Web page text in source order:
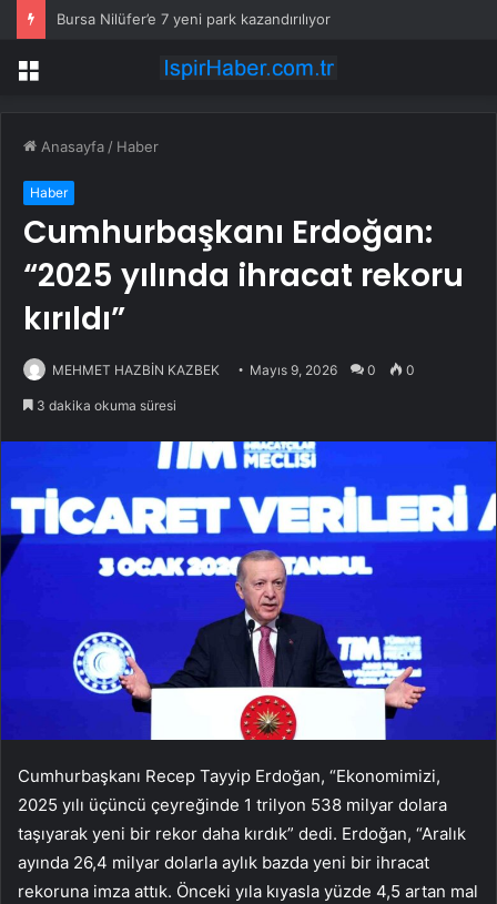
Bursa Nilüfer’e 7 yeni park kazandırılıyor
Menü
Anasayfa / Haber
Haber
Cumhurbaşkanı Erdoğan:
“2025 yılında ihracat rekoru
kırıldı”
MEHMET HAZBİN KAZBEK Mayıs 9, 2026 0 0
3 dakika okuma süresi
Cumhurbaşkanı Recep Tayyip Erdoğan, “Ekonomimizi,
2025 yılı üçüncü çeyreğinde 1 trilyon 538 milyar dolara
taşıyarak yeni bir rekor daha kırdık” dedi. Erdoğan, “Aralık
ayında 26,4 milyar dolarla aylık bazda yeni bir ihracat
rekoruna imza attık. Önceki yıla kıyasla yüzde 4,5 artan mal